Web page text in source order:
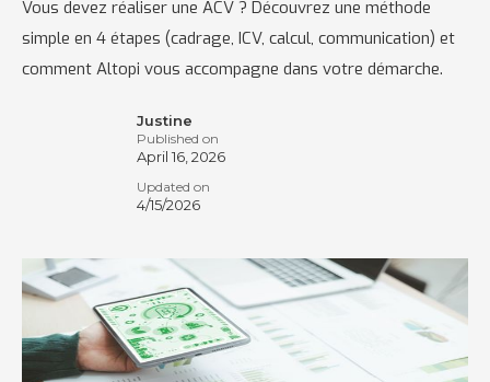
Vous devez réaliser une ACV ? Découvrez une méthode
simple en 4 étapes (cadrage, ICV, calcul, communication) et
comment Altopi vous accompagne dans votre démarche.
Justine
Published on
April 16, 2026
Updated on
4/15/2026